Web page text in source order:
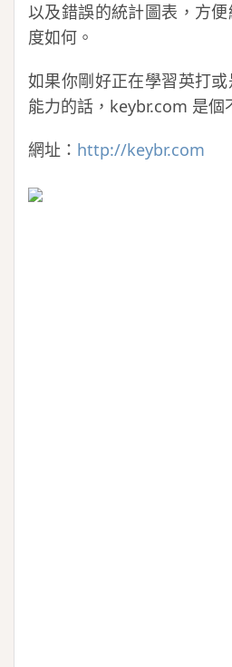
以及錯誤的統計圖表，方
度如何。
如果你剛好正在學習英打
能力的話，keybr.com 是個
網址： http://keybr.com